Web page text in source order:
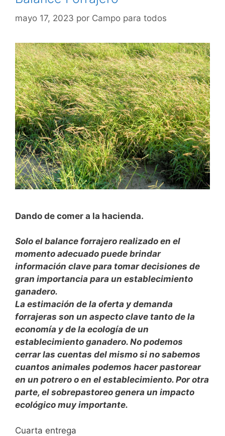
mayo 17, 2023 por Campo para todos
Dando de comer a la hacienda.
Solo el balance forrajero realizado en el
momento adecuado puede brindar
información clave para tomar decisiones de
gran importancia para un establecimiento
ganadero.
La estimación de la oferta y demanda
forrajeras son un aspecto clave tanto de la
economía y de la ecología de un
establecimiento ganadero. No podemos
cerrar las cuentas del mismo si no sabemos
cuantos animales podemos hacer pastorear
en un potrero o en el establecimiento. Por otra
parte, el sobrepastoreo genera un impacto
ecológico muy importante.
Cuarta entrega